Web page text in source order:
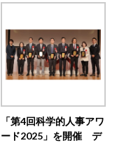
「第4回科学的人事アワ
ード2025」を開催 デ